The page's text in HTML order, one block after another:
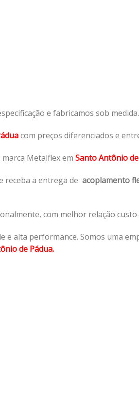
e fabricamos sob medida.
com preços diferenciados e
marca Metalflex em Santo Antônio
receba a entrega de acoplamento
com melhor relação
e alta performance. Somos uma
de Pádua.